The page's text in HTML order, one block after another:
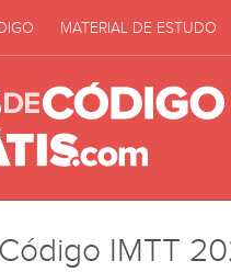
MATERIAL DE ESTUDO
IMTT